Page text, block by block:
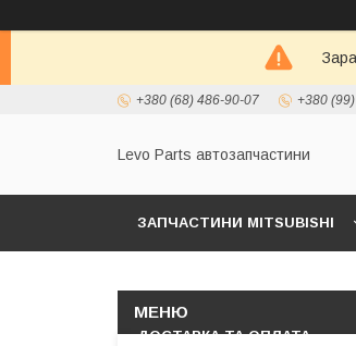
+380 (68) 486-90-07 +380
Levo Parts автозапчастини
ЗАПЧАСТИНИ MITSUBISHI
ДОСТАВКА ТА ОПЛАТА